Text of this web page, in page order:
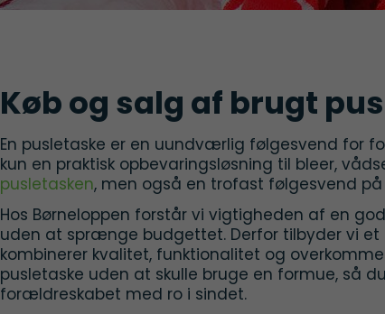
Køb og salg af brugt
En pusletaske er en uundværlig følgesvend for
kun en praktisk opbevaringsløsning til bleer,
pusletasken, men også en trofast følgesvend
Hos Børneloppen forstår vi vigtigheden af en
uden at sprænge budgettet. Derfor tilbyder vi
kombinerer kvalitet, funktionalitet og
pusletaske uden at skulle bruge en formue, så
forældreskabet med ro i sindet.